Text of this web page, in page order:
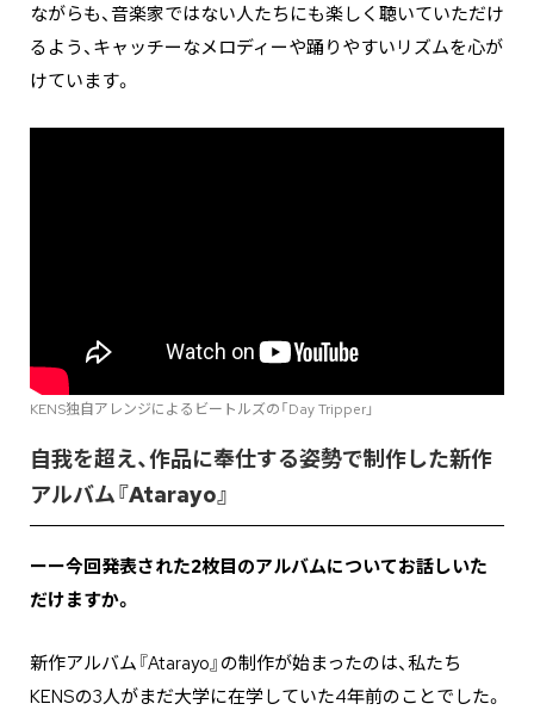
ながらも、音楽家ではない人たちにも楽しく聴いていただけ
るよう、キャッチーなメロディーや踊りやすいリズムを心が
けています。
KENS独自アレンジによるビートルズの「Day Tripper」
自我を超え、作品に奉仕する姿勢で制作した新作
アルバム『Atarayo』
ーー今回発表された2枚目のアルバムについてお話しいた
だけますか。
新作アルバム『Atarayo』の制作が始まったのは、私たち
KENSの3人がまだ大学に在学していた4年前のことでした。